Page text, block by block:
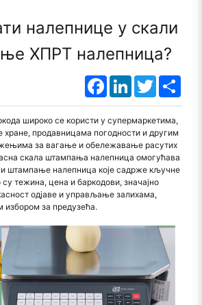
налепнице у скали
ХПРТ налепница?
FacebookLinkedInTwitter
широко се користи у супермаркетима,
продавницама погодности и другим
за вагање и обележавање расутих
скала штампања налепница омогућава
штампање налепница које садрже кључне
тежина, цена и баркодови, значајно
одјаве и управљање залихама,
избором за предузећа.